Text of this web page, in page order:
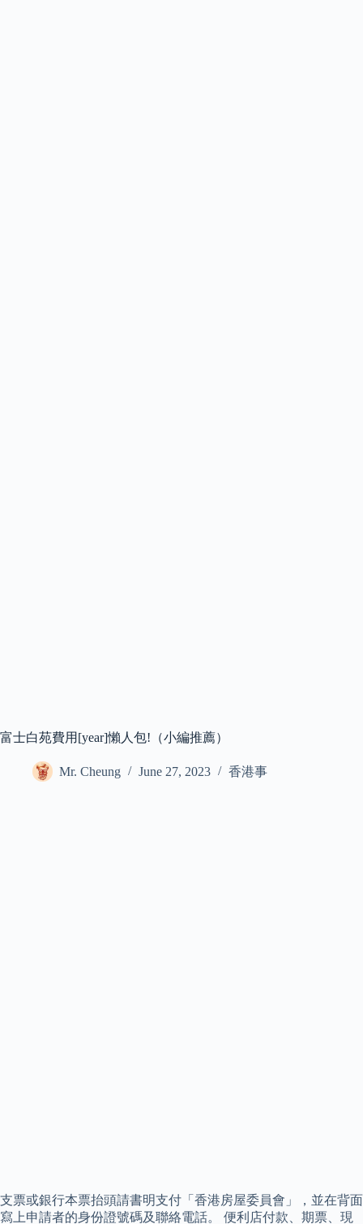
富士白苑費用[year]懶人包!（小編推薦）
Mr. Cheung June 27, 2023 香港事
支票或銀行本票抬頭請書明支付「香港房屋委員會」，並在背面
寫上申請者的身份證號碼及聯絡電話。 便利店付款、期票、現